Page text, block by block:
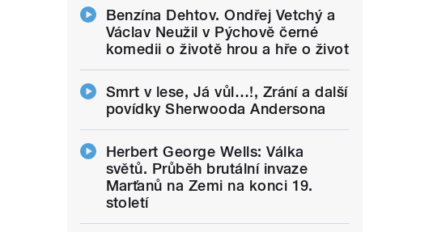
Benzína Dehtov. Ondřej Vetchý a
Václav Neužil v Pýchově černé
komedii o životě hrou a hře o život
Smrt v lese, Já vůl…!, Zrání a další
povídky Sherwooda Andersona
Herbert George Wells: Válka
světů. Průběh brutální invaze
Marťanů na Zemi na konci 19.
století